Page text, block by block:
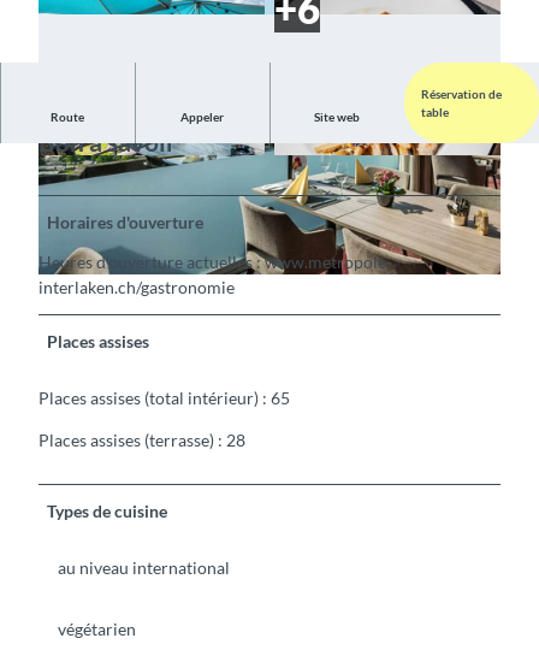
©CC-BY-SA
©CC-BY-SA CC-BY-SA
Route Appeler Site web
Réservation de
table
Bon à savoir
Horaires d'ouverture
Heures d'ouverture actuelles : www.metropole-
interlaken.ch/gastronomie
Places assises
Places assises (total intérieur) : 65
Places assises (terrasse) : 28
Types de cuisine
au niveau international
végétarien